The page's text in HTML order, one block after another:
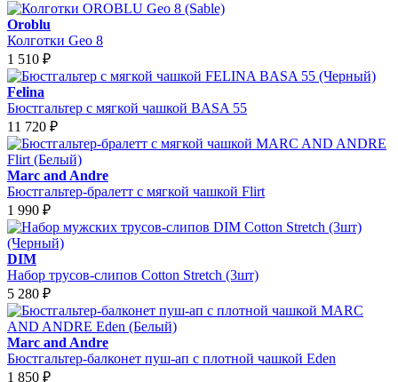
Oroblu
Колготки Geo 8
1 510 ₽
Felina
Бюстгальтер с мягкой чашкой BASA 55
11 720 ₽
Marc and Andre
Бюстгальтер-бралетт с мягкой чашкой Flirt
1 990 ₽
DIM
Набор трусов-слипов Cotton Stretch (3шт)
5 280 ₽
Marc and Andre
Бюстгальтер-балконет пуш-ап с плотной чашкой Eden
1 850 ₽